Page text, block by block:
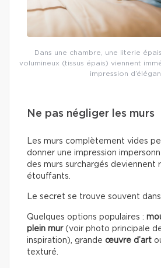
Dans une chambre, une literie
volumineux (tissus épais) viennent
impression
Ne pas négliger les murs
Les murs complètement vides
donner une impression
des murs surchargés deviennent
étouffants.
Le secret se trouve souvent dans
Quelques options populaires :
plein mur (voir photo principale
inspiration), grande œuvre d’art
texturé.